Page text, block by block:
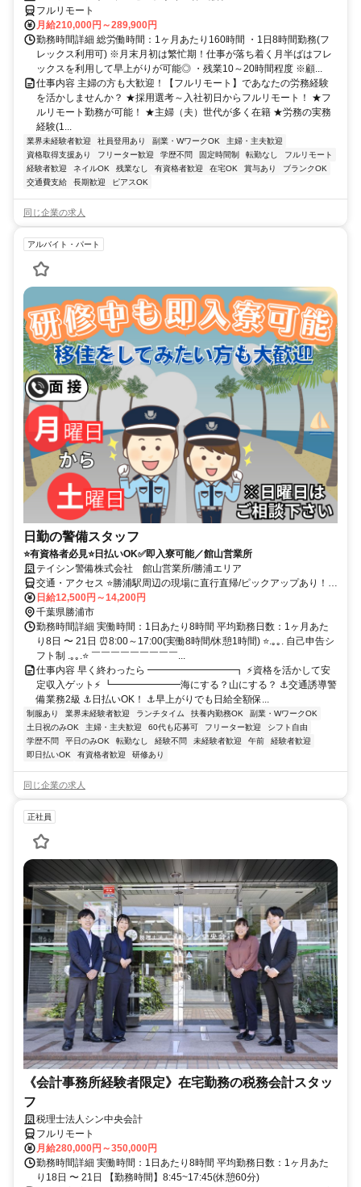
フルリモート
月給210,000円～289,900円
勤務時間詳細 総労働時間：1ヶ月あたり160時間 ・1日8時間勤務(フ
レックス利用可) ※月末月初は繁忙期！仕事が落ち着く月半ばはフレ
ックスを利用して早上がりが可能◎ ・残業10～20時間程度 ※顧...
仕事内容 主婦の方も大歓迎！【フルリモート】であなたの労務経験
を活かしませんか？ ★採用選考～入社初日からフルリモート！ ★フ
ルリモート勤務が可能！ ★主婦（夫）世代が多く在籍 ★労務の実務
経験(1...
業界未経験者歓迎 社員登用あり 副業・WワークOK
主婦・主夫歓迎
資格取得支援あり
フリーター歓迎 学歴不問 固定時間制 転勤なし
フルリモート
経験者歓迎
ネイルOK 残業なし 有資格者歓迎 在宅OK 賞与あり
ブランクOK
交通費支給
長期歓迎 ピアスOK
同じ企業の求人
アルバイト・パート
日勤の警備スタッフ
⭐有資格者必見⭐日払いOK✅即入寮可能／館山営業所
テイシン警備株式会社 館山営業所/勝浦エリア
交通・アクセス ⭐勝浦駅周辺の現場に直行直帰/ピックアップあり！移
動の心配は不要です♪
日給12,500円～14,200円
千葉県勝浦市
勤務時間詳細 実働時間：1日あたり8時間 平均勤務日数：1ヶ月あた
り8日 〜 21日 ⏰8:00～17:00(実働8時間/休憩1時間) ⭐.｡｡. 自己申告シ
フト制 .｡｡.⭐ ￣￣￣￣￣￣￣￣￣...
仕事内容 早く終わったら ━━━━━━━━━┓ ⚡資格を活かして安
定収入ゲット⚡ ┗━━━━━━━海にする？山にする？ ⚓交通誘導警
備業務2級 ⚓日払いOK！ ⚓早上がりでも日給全額保...
制服あり 業界未経験者歓迎 ランチタイム 扶養内勤務OK
副業・WワークOK
土日祝のみOK
主婦・主夫歓迎 60代も応募可 フリーター歓迎
シフト自由
学歴不問
平日のみOK 転勤なし 経験不問 未経験者歓迎 午前
経験者歓迎
即日払いOK
有資格者歓迎 研修あり
同じ企業の求人
正社員
《会計事務所経験者限定》在宅勤務の税務会計スタッ
フ
税理士法人シン中央会計
フルリモート
月給280,000円～350,000円
勤務時間詳細 実働時間：1日あたり8時間 平均勤務日数：1ヶ月あた
り18日 〜 21日 【勤務時間】8:45~17:45(休憩60分)